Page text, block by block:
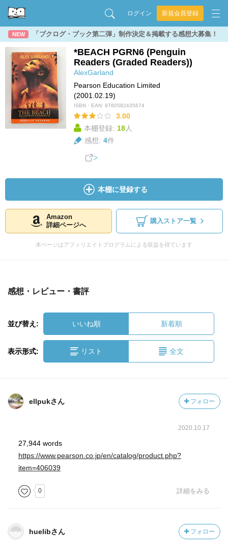
ログイン 新規会員登録
NEW 「ブクログ・ブック第二弾」制作決定＆掲載する感想大募集！
*BEACH PGRN6 (Penguin
Readers (Graded Readers))
AlexGarland
Pearson Education Limited
(2001.02.19)
ISBN・EAN: 9780582435674
3.00
本棚登録: 18人
感想: 4件
本棚に登録する
Amazon
詳細ページへ
購入ストア一覧
本ページはアフィリエイトプログラムによる収益を得ています
感想・レビュー・書評
並び替え: いいね順 新着順
表示形式: リスト 全文
ellpukさん フォロー
2020.10.17
27,944 words
https://www.pearson.co.jp/en/catalog/product.php?
item=406039
0 詳細をみる
huelibさん フォロー